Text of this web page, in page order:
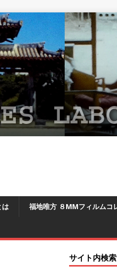
は 福地唯方 ８MMフィルムコ
サイト内検索